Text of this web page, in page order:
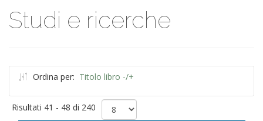
Studi e ricerche
Ordina per: Titolo libro -/+
Risultati 41 - 48 di 240